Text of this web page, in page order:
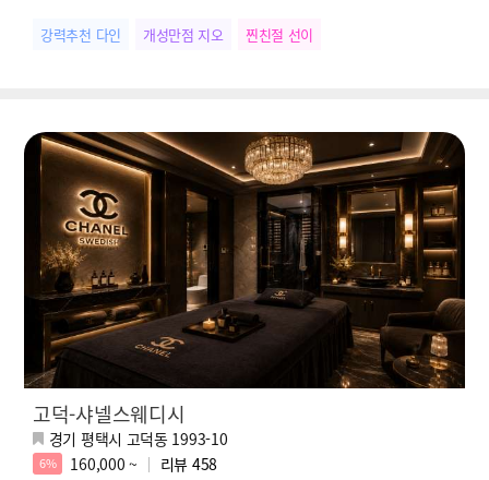
강력추천 다인 개성만점 지오 찐친절 선이
고덕-샤넬스웨디시
경기 평택시 고덕동 1993-10
6% 160,000 ~ 리뷰 458